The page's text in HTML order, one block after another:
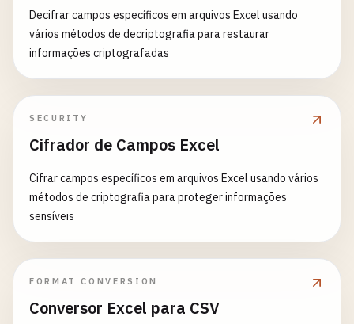
Decifrar campos específicos em arquivos Excel usando
vários métodos de decriptografia para restaurar
informações criptografadas
SECURITY
Cifrador de Campos Excel
Cifrar campos específicos em arquivos Excel usando vários
métodos de criptografia para proteger informações
sensíveis
FORMAT CONVERSION
Conversor Excel para CSV